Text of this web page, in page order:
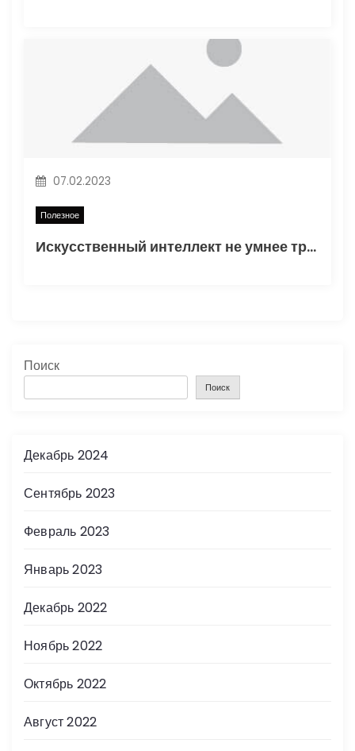
07.02.2023
Полезное
Искусственный интеллект не умнее трехлетнего ребенка
Поиск
Поиск
Декабрь 2024
Сентябрь 2023
Февраль 2023
Январь 2023
Декабрь 2022
Ноябрь 2022
Октябрь 2022
Август 2022